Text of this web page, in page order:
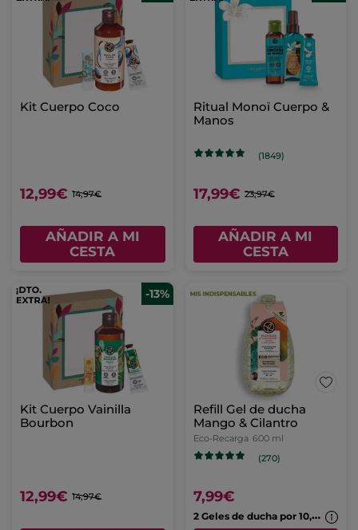
Kit Cuerpo Coco
12,99€ 14,97€
AÑADIR A MI
CESTA
Ritual Monoï Cuerpo &
Manos
(1849)
17,99€ 23,97€
AÑADIR A MI
CESTA
-13%
Kit Cuerpo Vainilla
Bourbon
12,99€ 14,97€
Refill Gel de ducha
Mango & Cilantro
Eco-Recarga 600 ml
(270)
7,99€
2
Geles de ducha por 10,99€